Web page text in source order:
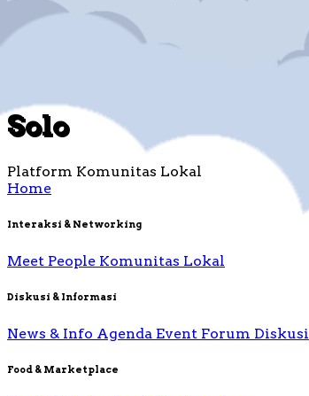
Solo
Platform Komunitas Lokal
Home
Interaksi & Networking
Meet People Komunitas Lokal
Diskusi & Informasi
News & Info Agenda Event Forum Diskusi
Food & Marketplace